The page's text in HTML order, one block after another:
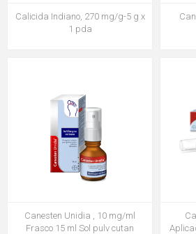
Calicida Indiano, 270 mg/g-5 g x
1 pda
Canesten Unidia , 10 mg/ml
Frasco 15 ml Sol pulv cutan